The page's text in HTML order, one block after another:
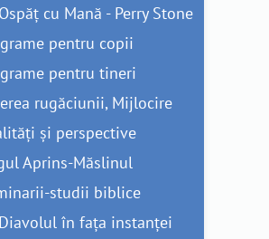
cu Mană - Perry Stone
pentru copii
pentru tineri
rugăciunii, Mijlocire
și perspective
Aprins-Măslinul
studii biblice
în fața instanței